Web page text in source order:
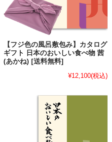
【フジ色の風呂敷包み】カタログ
ギフト 日本のおいしい食べ物 茜
(あかね) [送料無料]
¥12,100(税込)